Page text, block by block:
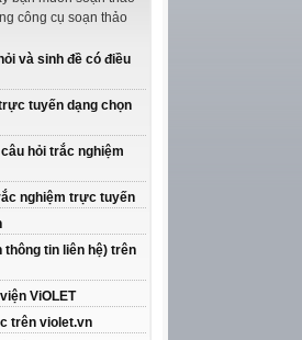
công cụ soạn thảo
và sinh đề có điều
tuyến dạng chọn
hỏi trắc nghiệm
nghiệm trực tuyến
thông tin liên hệ) trên
ViOLET
trên violet.vn